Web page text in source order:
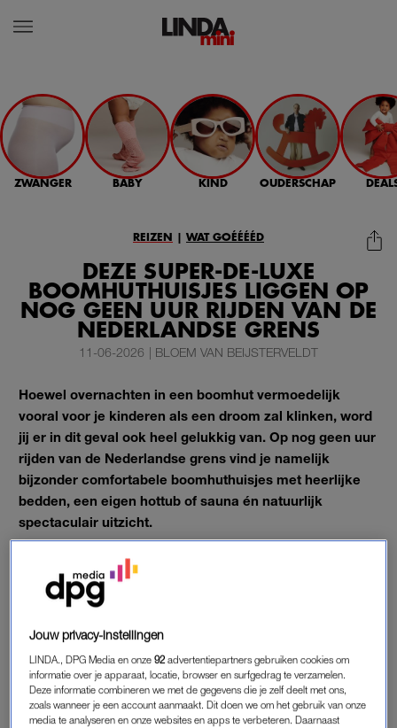
ZWANGER BABY KIND OUDERSCHAP
DEZE SUPER-DE-LUXE
BOOMHUTHUISJES LIGGEN OP
NOG GEEN UUR RIJDEN VAN DE
NEDERLANDSE GRENS
REIZEN WAT GOÉÉÉÉD
11-06-2026 | BLOEM VAN BEIJSTERVELDT
Hoewel overnachten in een boomhut vermoedelijk
vooral voor je kinderen als een droom zal klinken, word
jij er in dit geval ook heel gelukkig van. Op nog geen uur
rijden van de Nederlandse grens vind je namelijk
bijzonder comfortabele boomhuthuisjes met heerlijke
bedden, een eigen hottub of sauna én natuurlijk
spectaculair uitzicht.
BOOMHUT-HUISJES IN DE ARDENNEN
Onze grootste tip voor eenweekend weg met jonge kinderen
Ga niet te ver weg. Want zodra je erachter komt hoeveel
Jouw privacy-instellingen
LINDA., DPG Media en onze92 advertentiepartners gebruiken cookies om
informatie over je apparaat, locatie, browser en surfgedrag te verzamelen.
Deze informatie combineren we met de gegevens die je zelf deelt met ons,
zoals wanneer je een account aanmaakt. Dit doen we om het gebruik van onze
media te analyseren en onze websites en apps te verbeteren. Daarnaast